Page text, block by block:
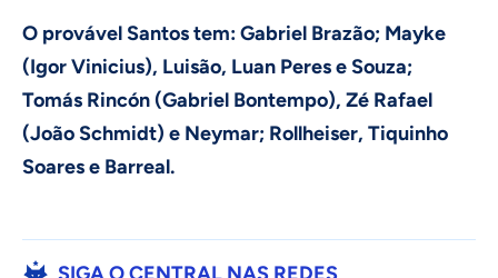
O provável Santos tem: Gabriel Brazão; Mayke
(Igor Vinicius), Luisão, Luan Peres e Souza;
Tomás Rincón (Gabriel Bontempo), Zé Rafael
(João Schmidt) e Neymar; Rollheiser, Tiquinho
Soares e Barreal.